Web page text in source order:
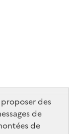
des
de
de